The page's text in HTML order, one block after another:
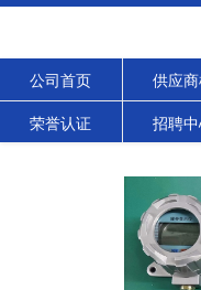
公司首页 供应
荣誉认证 招聘